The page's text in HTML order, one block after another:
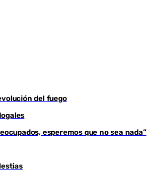
del fuego
esperemos que no sea nada”